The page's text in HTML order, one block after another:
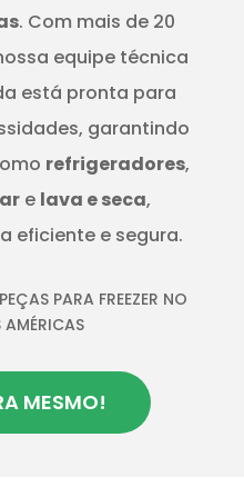
. Com mais de 20
equipe técnica
está pronta para
garantindo
refrigeradores,
e lava e seca,
eficiente e segura.
PARA FREEZER NO
MESMO!